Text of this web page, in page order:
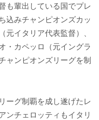
も輩出している国でプレ
込みチャンピオンズカッ
元イタリア代表監督）、
・カペッロ（元イングラ
ャンピオンズリーグを制
ーグ制覇を成し遂げたレ
ンチェロッティもイタリ